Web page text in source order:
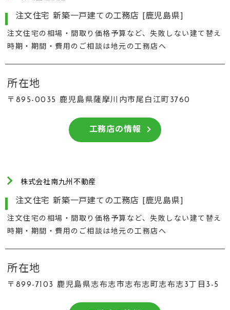
注文住宅 新築一戸建ての工務店 [鹿児島県]
注文住宅の相場・間取り価格予算など、失敗しない建て替え
時期・期間・費用のご相談は地元の工務店へ
所在地
〒895-0035 鹿児島県薩摩川内市尾白江町3760
工務店の情報
株式会社南九州不動産
注文住宅 新築一戸建ての工務店 [鹿児島県]
注文住宅の相場・間取り価格予算など、失敗しない建て替え
時期・期間・費用のご相談は地元の工務店へ
所在地
〒899-7103 鹿児島県志布志市志布志町志布志3丁目3-5